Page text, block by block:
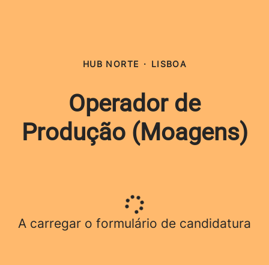
HUB NORTE · LISBOA
Operador de
Produção (Moagens)
A carregar o formulário de candidatura